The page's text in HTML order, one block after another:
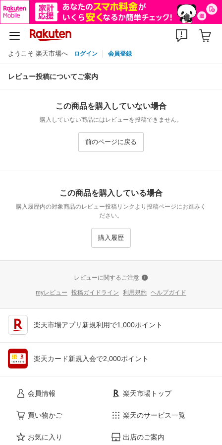
ようこそ 楽天市場へ ログイン 会員登録
レビュー投稿についてご案内
この商品を購入していない場合
購入していない商品にはレビューを投稿できません。
前のページに戻る
この商品を購入している場合
購入履歴内の対象商品のレビュー投稿リンクより投稿ページにお進みく
ださい。
購入履歴
レビューに関するご注意
myレビュー 投稿ガイドライン 利用規約 ヘルプガイド
楽天市場アプリ新規利用で1,000ポイント
楽天カード新規入会で2,000ポイント
会員情報
買い物かご
お気に入り
楽天市場トップ
楽天のサービス一覧
出店のご案内